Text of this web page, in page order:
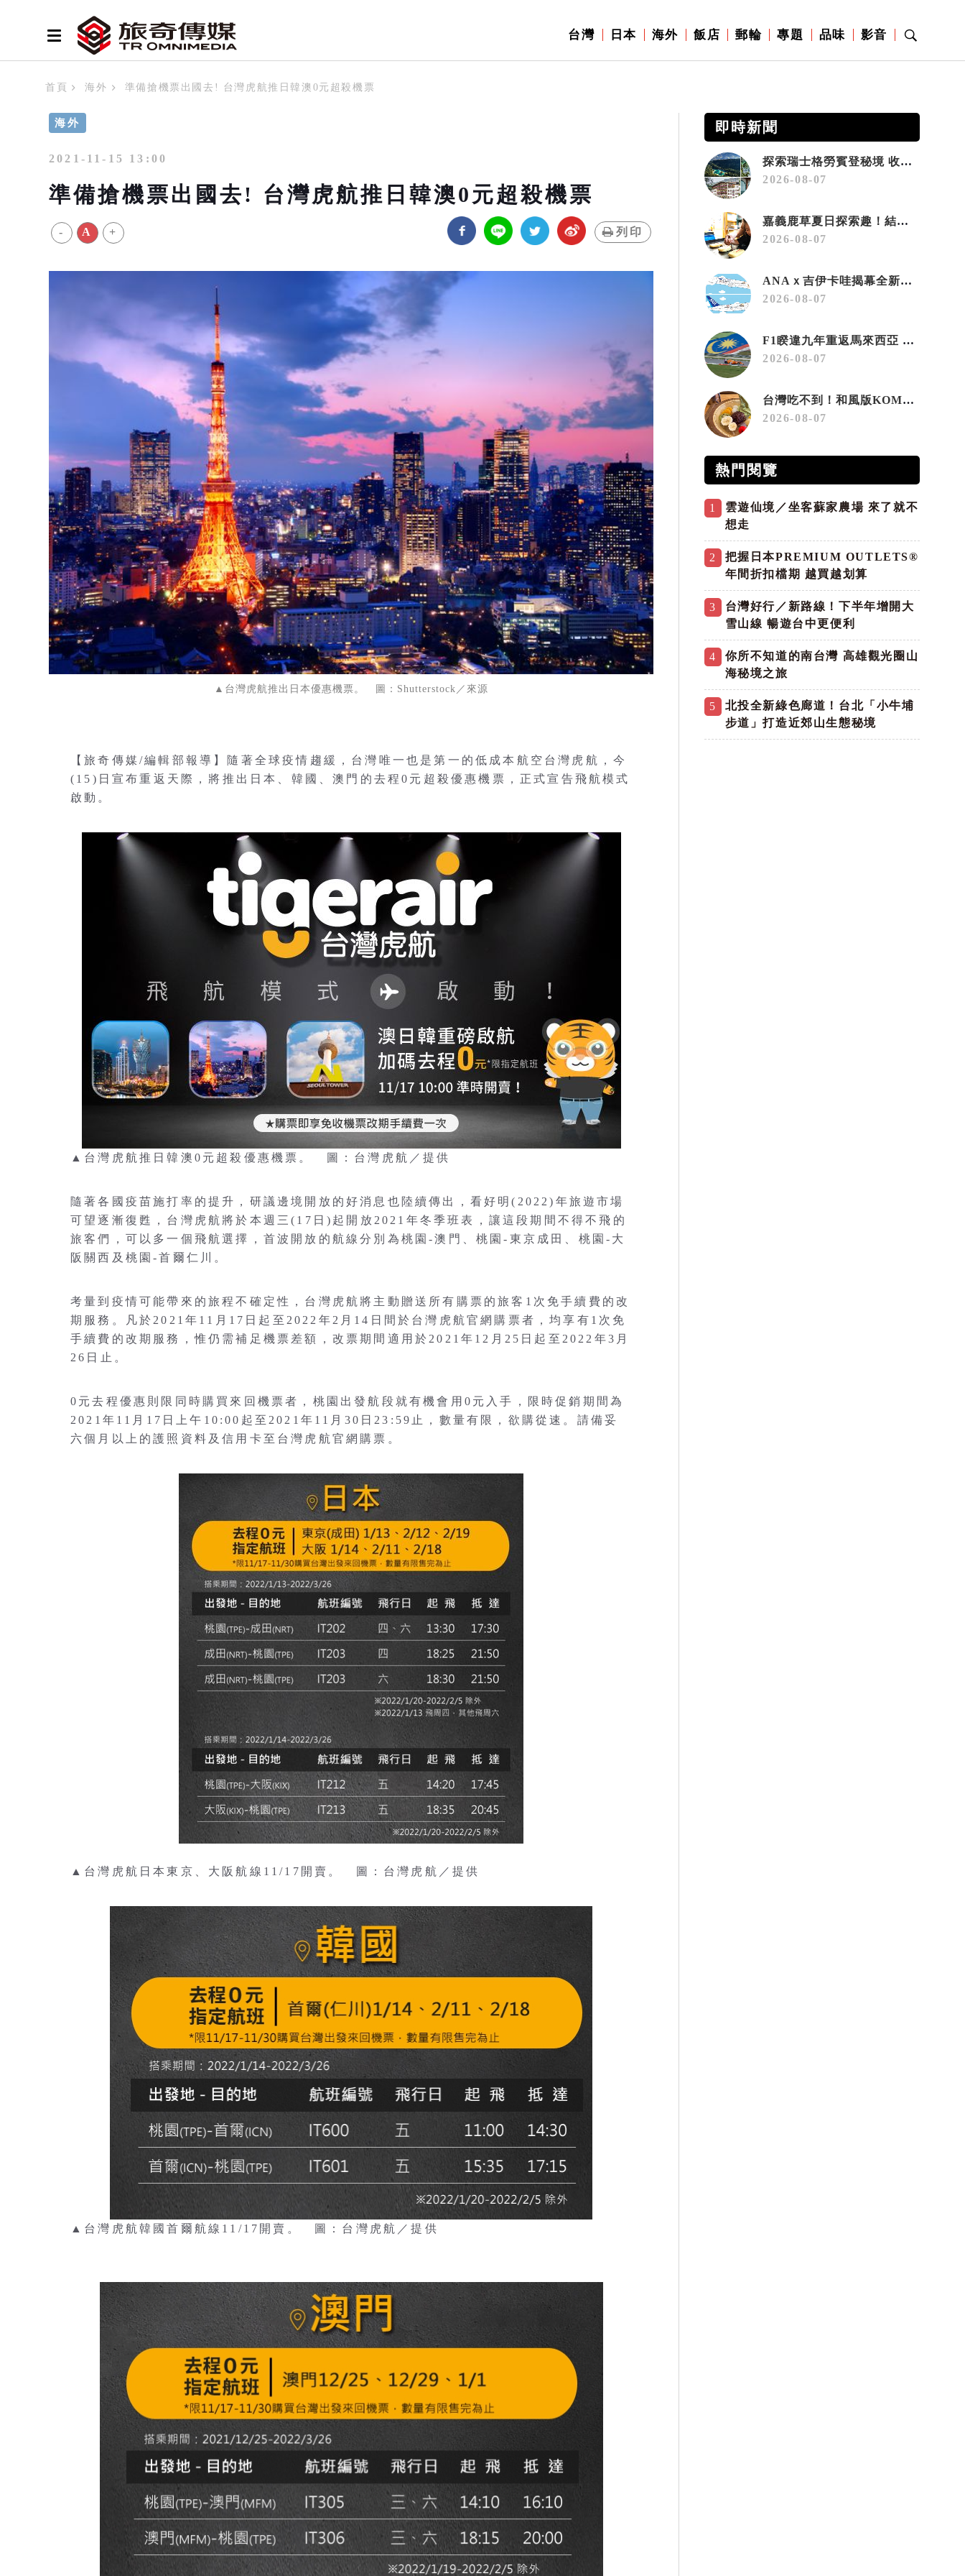
台灣 日本 海外 飯店 郵輪 專題 品味 影音
首頁 海外 準備搶機票出國去! 台灣虎航推日韓澳0元超殺機票
海外
2021-11-15 13:00
準備搶機票出國去! 台灣虎航推日韓澳0元超殺機票
- A + 列印
▲台灣虎航推出日本優惠機票。 圖：Shutterstock／來源
【旅奇傳媒/編輯部報導】隨著全球疫情趨緩，台灣唯一也是第一的低成本航空台灣虎航，今
(15)日宣布重返天際，將推出日本、韓國、澳門的去程0元超殺優惠機票，正式宣告飛航模式
啟動。
▲台灣虎航推日韓澳0元超殺優惠機票。 圖：台灣虎航／提供
隨著各國疫苗施打率的提升，研議邊境開放的好消息也陸續傳出，看好明(2022)年旅遊市場
可望逐漸復甦，台灣虎航將於本週三(17日)起開放2021年冬季班表，讓這段期間不得不飛的
旅客們，可以多一個飛航選擇，首波開放的航線分別為桃園-澳門、桃園-東京成田、桃園-大
阪關西及桃園-首爾仁川。
考量到疫情可能帶來的旅程不確定性，台灣虎航將主動贈送所有購票的旅客1次免手續費的改
期服務。凡於2021年11月17日起至2022年2月14日間於台灣虎航官網購票者，均享有1次免
手續費的改期服務，惟仍需補足機票差額，改票期間適用於2021年12月25日起至2022年3月
26日止。
0元去程優惠則限同時購買來回機票者，桃園出發航段就有機會用0元入手，限時促銷期間為
2021年11月17日上午10:00起至2021年11月30日23:59止，數量有限，欲購從速。請備妥
六個月以上的護照資料及信用卡至台灣虎航官網購票。
▲台灣虎航日本東京、大阪航線11/17開賣。 圖：台灣虎航／提供
▲台灣虎航韓國首爾航線11/17開賣。 圖：台灣虎航／提供
即時新聞
探索瑞士格勞賓登秘境 收藏六種阿爾卑斯夏日療癒之旅
2026-08-07
嘉義鹿草夏日探索趣！結合科學、農場與自然的親子小旅行
2026-08-07
ANAｘ吉伊卡哇揭幕全新彩繪機「Chiikawa JET」
2026-08-07
F1睽違九年重返馬來西亞 三大國際賽事打造10月運動旅遊熱潮 賽車、自行車、路跑同週登場
2026-08-07
台灣吃不到！和風版KOMEDA咖啡讓你吃遍名古屋在地美食
2026-08-07
熱門閱覽
1
雲遊仙境／坐客蘇家農場 來了就不
想走
2
把握日本PREMIUM OUTLETS®
年間折扣檔期 越買越划算
3
台灣好行／新路線！下半年增開大
雪山線 暢遊台中更便利
4
你所不知道的南台灣 高雄觀光圈山
海秘境之旅
5
北投全新綠色廊道！台北「小牛埔
步道」打造近郊山生態秘境